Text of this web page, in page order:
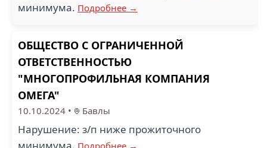
минимума. Подробнее →
ОБЩЕСТВО С ОГРАНИЧЕННОЙ
ОТВЕТСТВЕННОСТЬЮ
"МНОГОПРОФИЛЬНАЯ КОМПАНИЯ
ОМЕГА"
10.10.2024 • Бавлы
Нарушение: з/п ниже прожиточного
Подробнее →